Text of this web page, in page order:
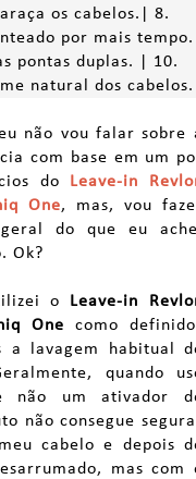
os cabelos.| 8.
por mais tempo.
pontas duplas. | 10.
natural dos cabelos.
não vou falar sobre
com base em um
do Leave-in
One, mas, vou
geral do que eu
Ok?
o Leave-in
One como
a lavagem habitual
quando
não um ativador
não consegue
cabelo e depois
mas com